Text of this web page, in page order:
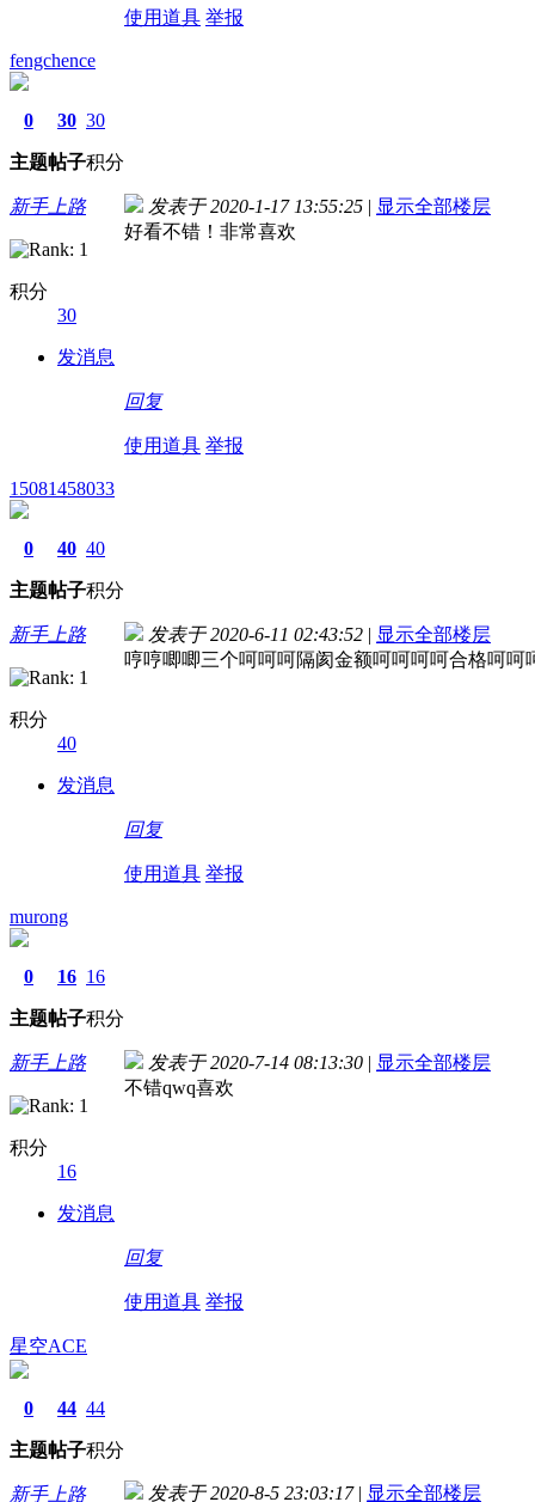
使用道具 举报
fengchence
0
主题
30
帖子
30
积分
新手上路
积分
30
发消息
发表于 2020-1-17 13:55:25 | 显示全部楼层
好看不错！非常喜欢
回复
使用道具 举报
15081458033
0
主题
40
帖子
40
积分
新手上路
积分
40
发消息
发表于 2020-6-11 02:43:52 | 显示全部楼层
哼哼唧唧三个呵呵呵隔阂金额呵呵呵呵合格呵呵
回复
使用道具 举报
murong
0
主题
16
帖子
16
积分
新手上路
积分
16
发消息
发表于 2020-7-14 08:13:30 | 显示全部楼层
不错qwq喜欢
回复
使用道具 举报
星空ACE
0
主题
44
帖子
44
积分
新手上路 发表于 2020-8-5 23:03:17 | 显示全部楼层